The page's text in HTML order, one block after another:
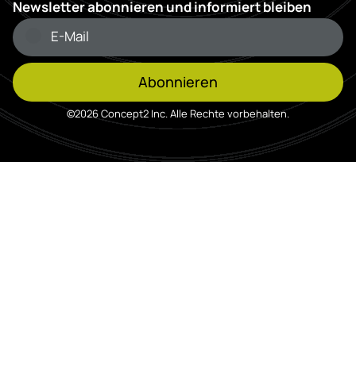
Newsletter abonnieren und informiert bleiben
Abonnieren
©2026 Concept2 Inc. Alle Rechte vorbehalten.